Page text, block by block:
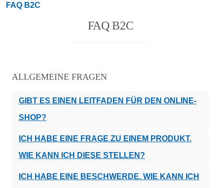
FAQ B2C
FAQ B2C
ALLGEMEINE FRAGEN
GIBT ES EINEN LEITFADEN FÜR DEN ONLINE-
SHOP?
ICH HABE EINE FRAGE ZU EINEM PRODUKT.
WIE KANN ICH DIESE STELLEN?
ICH HABE EINE BESCHWERDE. WIE KANN ICH